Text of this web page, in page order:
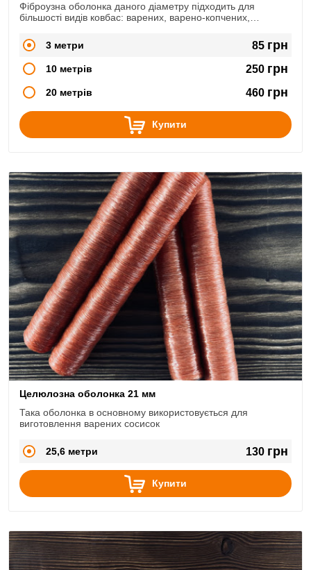
Фіброузна оболонка даного діаметру підходить для
більшості видів ковбас: варених, варено-копчених,
3 метри
85 грн
10 метрів 250 грн
20 метрів 460 грн
Купити
Целюлозна оболонка 21 мм
Така оболонка в основному використовується для
виготовлення варених сосисок
25,6 метри 130 грн
Купити